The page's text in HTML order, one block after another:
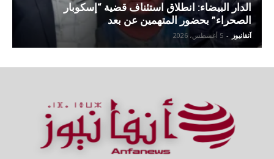
الدار البيضاء: انطلاق استئناف قضية “إسكوبار
الصحراء” بحضور المتهمين عن بعد
آنفانيوز - 5 أغسطس، 2026